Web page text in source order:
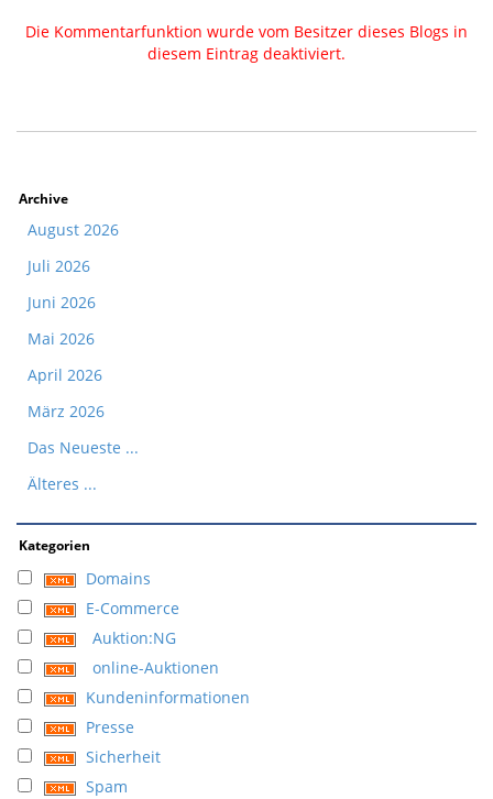
Die Kommentarfunktion wurde vom Besitzer dieses Blogs in
diesem Eintrag deaktiviert.
Archive
August 2026
Juli 2026
Juni 2026
Mai 2026
April 2026
März 2026
Das Neueste ...
Älteres ...
Kategorien
Domains
E-Commerce
Auktion:NG
online-Auktionen
Kundeninformationen
Presse
Sicherheit
Spam